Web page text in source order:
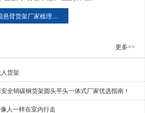
仓库用伸缩悬臂货架厂家梳理：物流仓储场景需求解决方案
更多>>
货架
全销碳钢货架圆头平头一体式厂家优选指南！
人一样在室内行走